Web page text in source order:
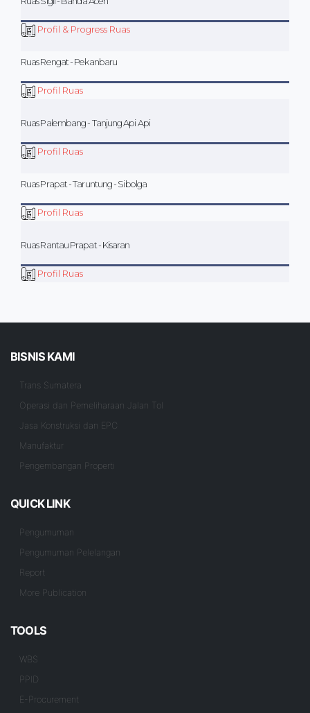
Profil & Progress Ruas
Ruas Rengat - Pekanbaru
Profil Ruas
Ruas Palembang - Tanjung Api Api
Profil Ruas
Ruas Prapat - Taruntung - Sibolga
Profil Ruas
Ruas Rantau Prapat - Kisaran
Profil Ruas
BISNIS KAMI
Trans Sumatera
Operasi dan Pemeliharaan Jalan Tol
Jasa Konstruksi dan EPC
Manufaktur
Pengembangan Properti
QUICK LINK
Pengumuman
Pengumuman Pelelangan
Report
More Publication
TOOLS
WBS
PPID
E-Procurement